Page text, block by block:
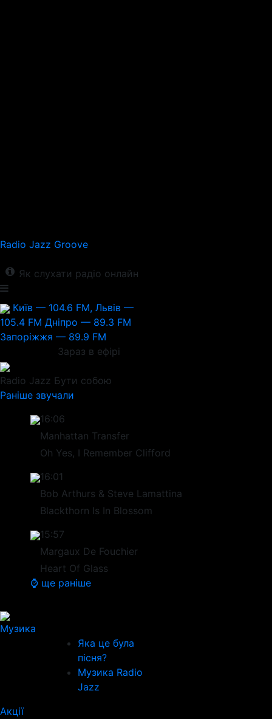
Radio Jazz Groove
Як слухати радіо онлайн
Київ — 104.6 FM, Львів —
105.4 FM Дніпро — 89.3 FM
Запоріжжя — 89.9 FM
Зараз в ефірі
Radio Jazz Бути собою
Раніше звучали
16:06
Manhattan Transfer
Oh Yes, I Remember Clifford
16:01
Bob Arthurs & Steve Lamattina
Blackthorn Is In Blossom
15:57
Margaux De Fouchier
Heart Of Glass
⌚ ще раніше
Музика
Яка це була
пісня?
Музика Radio
Jazz
Акції